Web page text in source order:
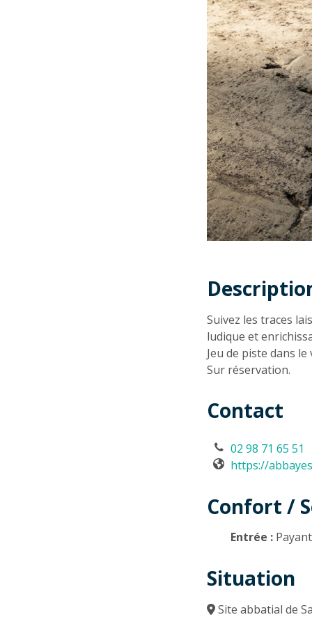
Suivez les traces
ludique et
Jeu de piste dans
Sur réservation.
Contact
02 98 71 65 51
https://
Confort /
Entrée : Payant
Situation
Site abbatial de